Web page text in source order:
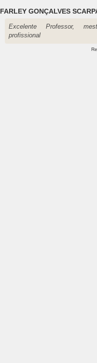
FARLEY GONÇALVES
Excelente Professor,
profissional